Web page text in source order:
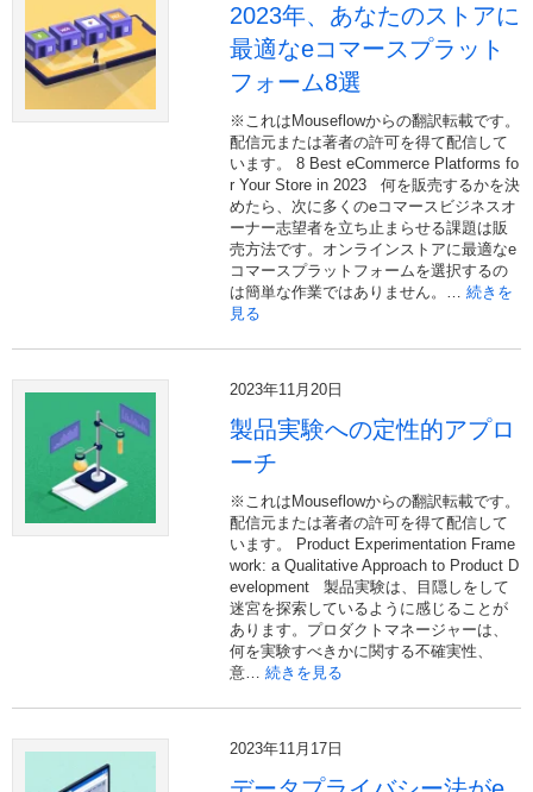
2023年、あなたのストアに
最適なeコマースプラット
フォーム8選
※これはMouseflowからの翻訳転載です。
配信元または著者の許可を得て配信して
います。 8 Best eCommerce Platforms fo
r Your Store in 2023 何を販売するかを決
めたら、次に多くのeコマースビジネスオ
ーナー志望者を立ち止まらせる課題は販
売方法です。オンラインストアに最適なe
コマースプラットフォームを選択するの
は簡単な作業ではありません。… 続きを
見る
2023年11月20日
製品実験への定性的アプロ
ーチ
※これはMouseflowからの翻訳転載です。
配信元または著者の許可を得て配信して
います。 Product Experimentation Frame
work: a Qualitative Approach to Product D
evelopment 製品実験は、目隠しをして
迷宮を探索しているように感じることが
あります。プロダクトマネージャーは、
何を実験すべきかに関する不確実性、
意… 続きを見る
2023年11月17日